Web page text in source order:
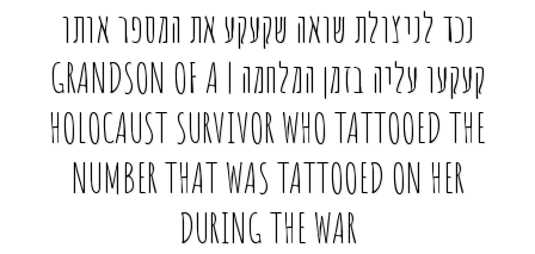
נכד לניצולת שואה שקעקע את המספר אותו
קעקעו עליה בזמן המלחמה | GRANDSON OF A
HOLOCAUST SURVIVOR WHO TATTOOED THE
NUMBER THAT WAS TATTOOED ON HER
DURING THE WAR